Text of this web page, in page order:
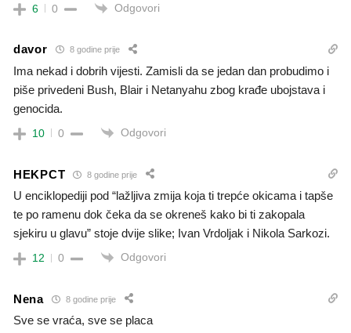
6 0 Odgovori
davor 8 godine prije
Ima nekad i dobrih vijesti. Zamisli da se jedan dan probudimo i
piše privedeni Bush, Blair i Netanyahu zbog krađe ubojstava i
genocida.
10 0 Odgovori
HEKPCT 8 godine prije
U enciklopediji pod “lažljiva zmija koja ti trepće okicama i tapše
te po ramenu dok čeka da se okreneš kako bi ti zakopala
sjekiru u glavu” stoje dvije slike; Ivan Vrdoljak i Nikola Sarkozi.
12 0 Odgovori
Nena 8 godine prije
Sve se vraća, sve se placa